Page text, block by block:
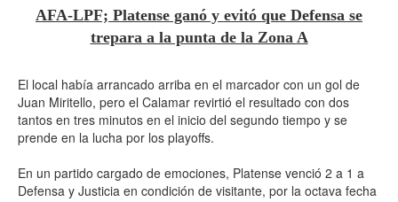
AFA-LPF; Platense ganó y evitó que Defensa se
trepara a la punta de la Zona A
El local había arrancado arriba en el marcador con un gol de
Juan Miritello, pero el Calamar revirtió el resultado con dos
tantos en tres minutos en el inicio del segundo tiempo y se
prende en la lucha por los playoffs.
En un partido cargado de emociones, Platense venció 2 a 1 a
Defensa y Justicia en condición de visitante, por la octava fecha